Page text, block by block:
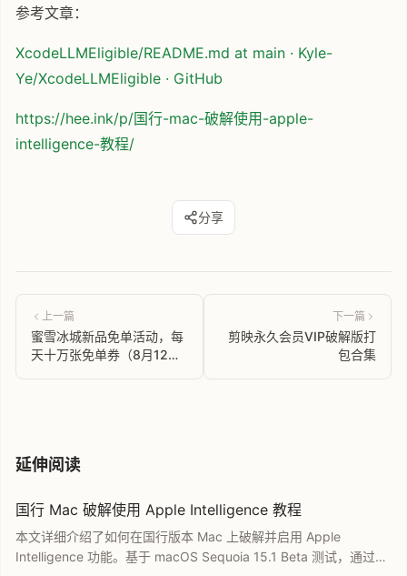
参考文章：
XcodeLLMEligible/README.md at main · Kyle-
Ye/XcodeLLMEligible · GitHub
https://hee.ink/p/国行-mac-破解使用-apple-
intelligence-教程/
分享
上一篇
蜜雪冰城新品免单活动，每
天十万张免单券（8月12日
下一篇
剪映永久会员VIP破解版打
包合集
延伸阅读
国行 Mac 破解使用 Apple Intelligence 教程
本文详细介绍了如何在国行版本 Mac 上破解并启用 Apple
Intelligence 功能。基于 macOS Sequoia 15.1 Beta 测试，通过特